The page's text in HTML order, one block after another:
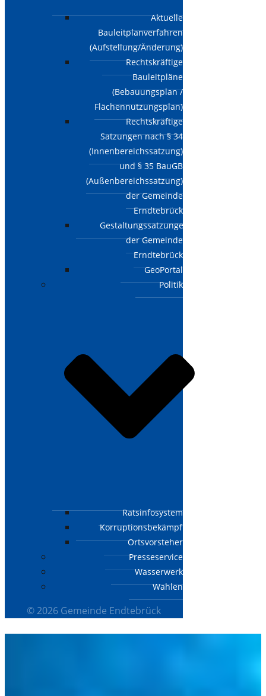
Aktuelle
Bauleitplanverfahren
(Aufstellung/Änderung)
Rechtskräftige
Bauleitpläne
(Bebauungsplan /
Flächennutzungsplan)
Rechtskräftige
Satzungen nach § 34
(Innenbereichssatzung)
und § 35 BauGB
(Außenbereichssatzung)
der Gemeinde
Erndtebrück
Gestaltungssatzungen
der Gemeinde
Erndtebrück
GeoPortal
Politik
Ratsinfosystem
Korruptionsbekämpfungsgesetz
Ortsvorsteher
Presseservice
Wasserwerk
Wahlen
© 2026 Gemeinde Endtebrück